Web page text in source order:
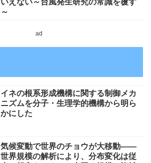
いえない～台風発生研究の常識を覆す
～
ad
イネの根系形成機構に関する制御メカ
ニズムを分子・生理学的機構から明ら
かにした
気候変動で世界のチョウが大移動――
世界規模の解析により、分布変化は従